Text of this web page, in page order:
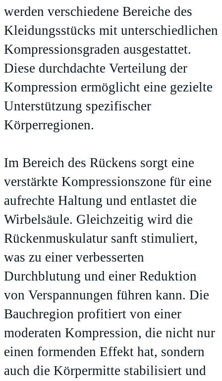
werden verschiedene Bereiche des
Kleidungsstücks mit unterschiedlichen
Kompressionsgraden ausgestattet.
Diese durchdachte Verteilung der
Kompression ermöglicht eine gezielte
Unterstützung spezifischer
Körperregionen.
Im Bereich des Rückens sorgt eine
verstärkte Kompressionszone für eine
aufrechte Haltung und entlastet die
Wirbelsäule. Gleichzeitig wird die
Rückenmuskulatur sanft stimuliert,
was zu einer verbesserten
Durchblutung und einer Reduktion
von Verspannungen führen kann. Die
Bauchregion profitiert von einer
moderaten Kompression, die nicht nur
einen formenden Effekt hat, sondern
auch die Körpermitte stabilisiert und